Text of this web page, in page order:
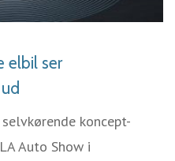
LÆS MERE
elbil ser
koncept-
Auto Show i